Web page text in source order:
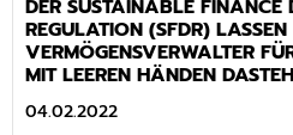
DER SUSTAINABLE FINANCE
REGULATION (SFDR) LASSEN
VERMÖGENSVERWALTER
MIT LEEREN HÄNDEN
04.02.2022